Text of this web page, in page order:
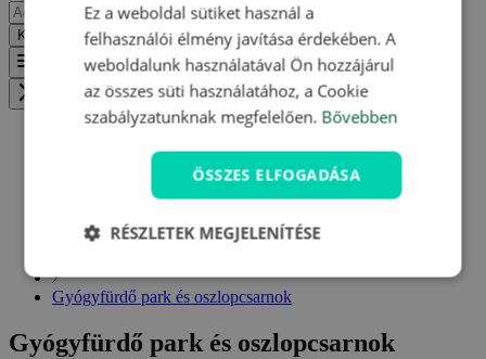
Küldés
Vissza
Zavřít menu
Csehország
Gyógyfürdő park és oszlopcsarnok
Gyógyfürdő park és oszlopcsarnok
Ez a weboldal sütiket használ a
felhasználói élmény javítása érdekében. A
weboldalunk használatával Ön hozzájárul
az összes süti használatához, a Cookie
szabályzatunknak megfelelően. Bővebben
ÖSSZES ELFOGADÁSA
RÉSZLETEK MEGJELENÍTÉSE